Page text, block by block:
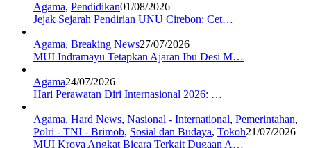
Agama, Pendidikan01/08/2026
Jejak Sejarah Pendirian UNU Cirebon: Cet…
Agama, Breaking News27/07/2026
MUI Indramayu Tetapkan Ajaran Ibu Desi M…
Agama24/07/2026
Hari Perawatan Diri Internasional 2026: …
Agama, Hard News, Nasional - International, Pemerintahan,
Polri - TNI - Brimob, Sosial dan Budaya, Tokoh21/07/2026
MUI Kroya Angkat Bicara Terkait Dugaan A…